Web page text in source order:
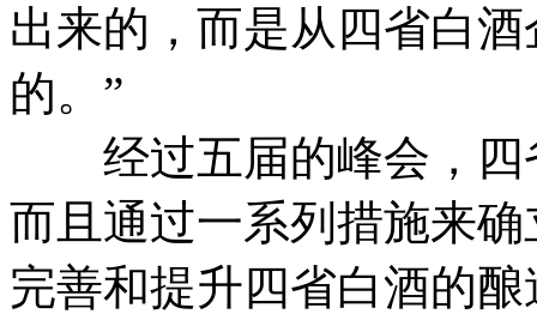
出来的，而是从四省白
的。”
经过五届的峰会，四
而且通过一系列措施来
完善和提升四省白酒的